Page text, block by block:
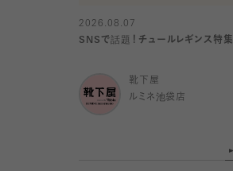
2026.08.07
SNSで話題！チュールレギンス特集
靴下屋
ルミネ池袋店